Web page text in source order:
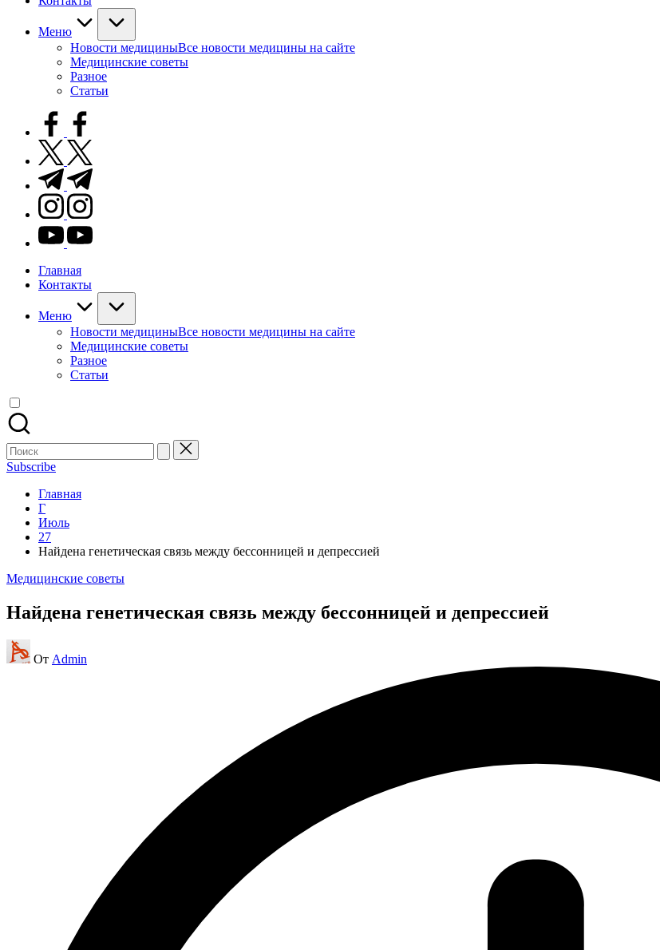
Меню
Новости медициныВсе новости медицины на сайте
Медицинские советы
Разное
Статьи
facebook.com
twitter.com
t.me
instagram.com
youtube.com
Главная
Контакты
Меню
Новости медициныВсе новости медицины на сайте
Медицинские советы
Разное
Статьи
Поиск
для:
Subscribe
Главная
Г
Июль
27
Найдена генетическая связь между бессонницей и депрессией
Опубликовано
Медицинские советы
Найдена генетическая связь между бессонницей и депрессией
Запись
от
От Admin